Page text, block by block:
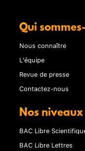
Qui
Nous connaître
L'équipe
Revue de presse
Contactez-nous
Nos niveaux
BAC Libre
BAC Libre Lettres